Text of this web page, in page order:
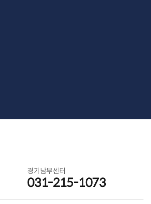
경기남부센터
031-215-1073